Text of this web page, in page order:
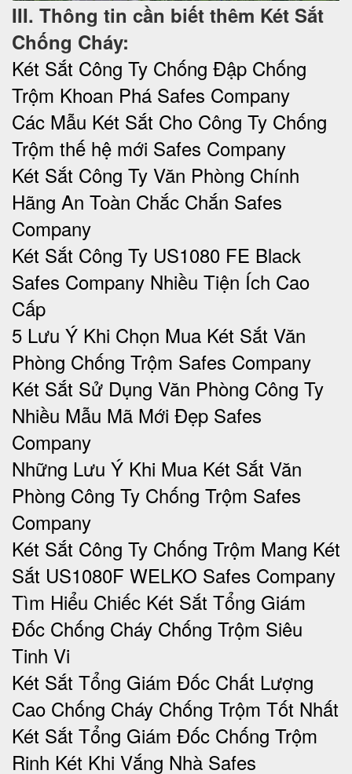
III. Thông tin cần biết thêm Két Sắt
Chống Cháy:
Két Sắt Công Ty Chống Đập Chống
Trộm Khoan Phá Safes Company
Các Mẫu Két Sắt Cho Công Ty Chống
Trộm thế hệ mới Safes Company
Két Sắt Công Ty Văn Phòng Chính
Hãng An Toàn Chắc Chắn Safes
Company
Két Sắt Công Ty US1080 FE Black
Safes Company Nhiều Tiện Ích Cao
Cấp
5 Lưu Ý Khi Chọn Mua Két Sắt Văn
Phòng Chống Trộm Safes Company
Két Sắt Sử Dụng Văn Phòng Công Ty
Nhiều Mẫu Mã Mới Đẹp Safes
Company
Những Lưu Ý Khi Mua Két Sắt Văn
Phòng Công Ty Chống Trộm Safes
Company
Két Sắt Công Ty Chống Trộm Mang Két
Sắt US1080F WELKO Safes Company
Tìm Hiểu Chiếc Két Sắt Tổng Giám
Đốc Chống Cháy Chống Trộm Siêu
Tinh Vi
Két Sắt Tổng Giám Đốc Chất Lượng
Cao Chống Cháy Chống Trộm Tốt Nhất
Két Sắt Tổng Giám Đốc Chống Trộm
Rinh Két Khi Vắng Nhà Safes